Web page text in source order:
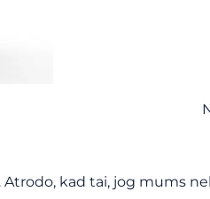
kad tai, jog mums